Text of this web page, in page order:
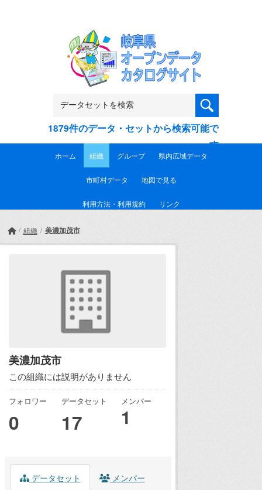
1879件のデータ・セットから検索可能で
す
ホーム 組織 グループ 県内広域データ
市町村データ 地図で見る
利用方法・利用規約 リンク
組織 美濃加茂市
美濃加茂市
この組織には説明がありません
フォロワー
0
データセット
17
メンバー
1
データセット メンバー